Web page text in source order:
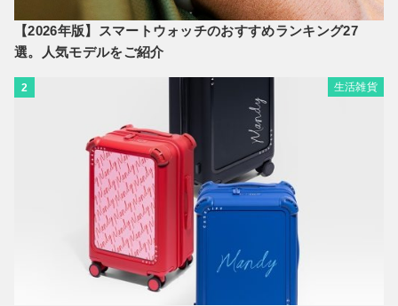
【2026年版】スマートウォッチのおすすめランキング27
選。人気モデルをご紹介
2 生活雑貨